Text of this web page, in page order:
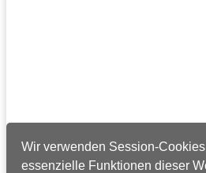
Wir verwenden Session-
essenzielle Funktionen dieser